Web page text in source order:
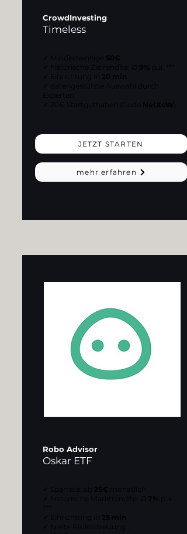
CrowdInvesting
Timeless
✓ Mindesteinlage 50€
✓ historische Zielrendite: Ø 9% p.a. ***
✓ Einrichtung in 20 min
✓ datengestützte Auswahl durch
✓ 20€ Startguthaben (Code NetXcW
JETZT STARTEN
mehr erfahren
Robo Advisor
Oskar ETF
✓ Sparrate: ab 25€
monatlich
✓ historische Marktrendite: Ø 7% p.a.
✓ Einrichtung in
25 min
✓ breite Risikostreuung